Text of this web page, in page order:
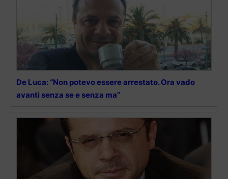
De Luca: “Non potevo essere arrestato. Ora vado
avanti senza se e senza ma”